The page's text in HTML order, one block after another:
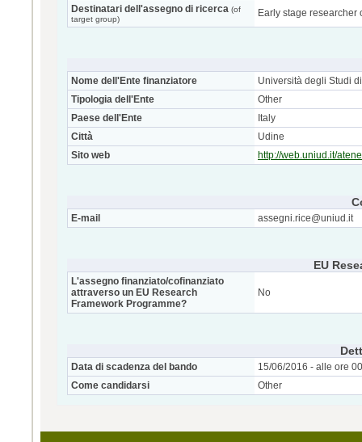
Destinatari dell'assegno di ricerca (of
target group)
Early stage researcher
Nome dell'Ente finanziatore
Università degli Studi
Tipologia dell'Ente
Other
Paese dell'Ente
Italy
Città
Udine
Sito web
http://web.uniud.it/
E-mail assegni.rice@uniud.it
EU
L'assegno finanziato/cofinanziato
attraverso un EU Research
Framework Programme?
No
Data di scadenza del bando
15/06/2016 - alle ore
Come candidarsi
Other